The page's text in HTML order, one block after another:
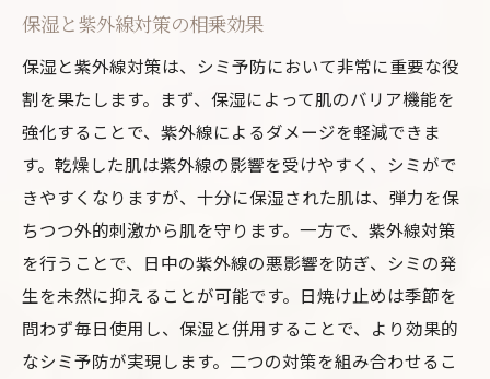
保湿と紫外線対策の相乗効果
保湿と紫外線対策は、シミ予防において非常に重要な役
割を果たします。まず、保湿によって肌のバリア機能を
強化することで、紫外線によるダメージを軽減できま
す。乾燥した肌は紫外線の影響を受けやすく、シミがで
きやすくなりますが、十分に保湿された肌は、弾力を保
ちつつ外的刺激から肌を守ります。一方で、紫外線対策
を行うことで、日中の紫外線の悪影響を防ぎ、シミの発
生を未然に抑えることが可能です。日焼け止めは季節を
問わず毎日使用し、保湿と併用することで、より効果的
なシミ予防が実現します。二つの対策を組み合わせるこ